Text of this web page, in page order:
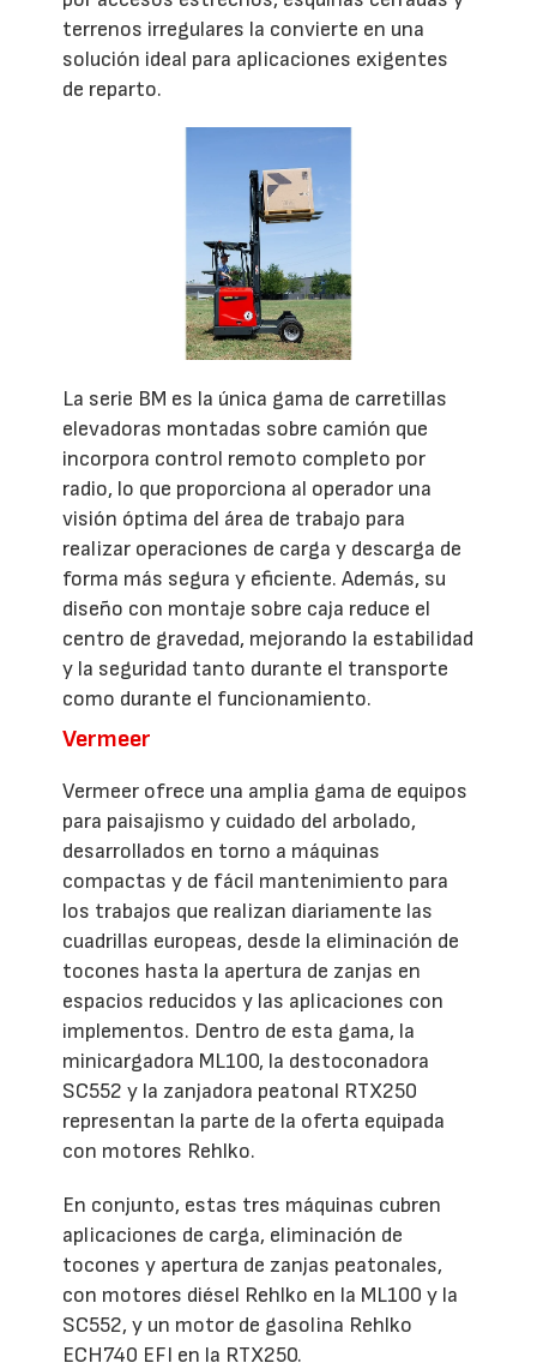
terrenos irregulares la convierte en una
solución ideal para aplicaciones exigentes
de reparto.
La serie BM es la única gama de carretillas
elevadoras montadas sobre camión que
incorpora control remoto completo por
radio, lo que proporciona al operador una
visión óptima del área de trabajo para
realizar operaciones de carga y descarga de
forma más segura y eficiente. Además, su
diseño con montaje sobre caja reduce el
centro de gravedad, mejorando la estabilidad
y la seguridad tanto durante el transporte
como durante el funcionamiento.
Vermeer
Vermeer ofrece una amplia gama de equipos
para paisajismo y cuidado del arbolado,
desarrollados en torno a máquinas
compactas y de fácil mantenimiento para
los trabajos que realizan diariamente las
cuadrillas europeas, desde la eliminación de
tocones hasta la apertura de zanjas en
espacios reducidos y las aplicaciones con
implementos. Dentro de esta gama, la
minicargadora ML100, la destoconadora
SC552 y la zanjadora peatonal RTX250
representan la parte de la oferta equipada
con motores Rehlko.
En conjunto, estas tres máquinas cubren
aplicaciones de carga, eliminación de
tocones y apertura de zanjas peatonales,
con motores diésel Rehlko en la ML100 y la
SC552, y un motor de gasolina Rehlko
ECH740 EFI en la RTX250.